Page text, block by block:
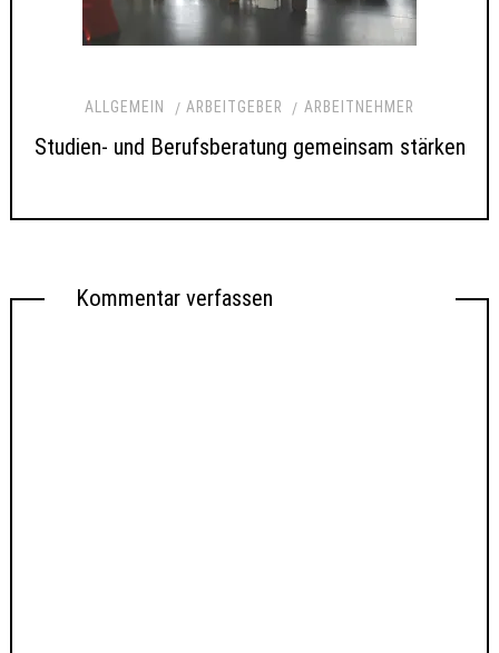
ALLGEMEIN ARBEITGEBER ARBEITNEHMER
Studien- und Berufsberatung gemeinsam stärken
Kommentar verfassen